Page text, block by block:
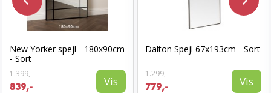
New Yorker spejl - 180x90cm
- Sort
1.399,-
839,- Vis
Dalton Spejl 67x193cm - Sort
1.299,-
779,- Vis